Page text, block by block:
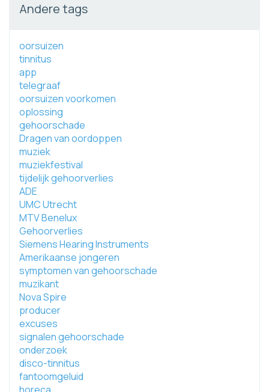
Andere tags
oorsuizen
tinnitus
app
telegraaf
oorsuizen voorkomen
oplossing
gehoorschade
Dragen van oordoppen
muziek
muziekfestival
tijdelijk gehoorverlies
ADE
UMC Utrecht
MTV Benelux
Gehoorverlies
Siemens Hearing Instruments
Amerikaanse jongeren
symptomen van gehoorschade
muzikant
Nova Spire
producer
excuses
signalen gehoorschade
onderzoek
disco-tinnitus
fantoomgeluid